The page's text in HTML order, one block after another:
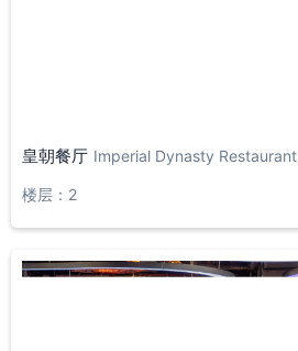
皇朝餐厅 Imperial Dynasty Restaurant
楼层：2